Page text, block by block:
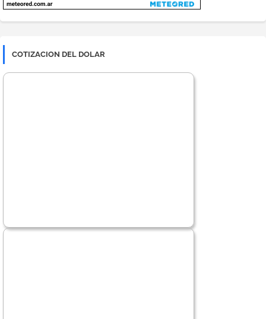
COTIZACION DEL DOLAR